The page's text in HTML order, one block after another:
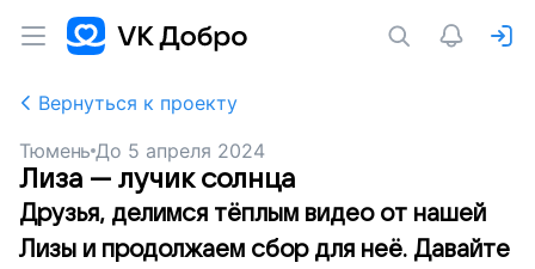
Вернуться к проекту
Тюмень До 5 апреля 2024
Лиза — лучик солнца
Друзья, делимся тёплым видео от нашей
Лизы и продолжаем сбор для неё. Давайте